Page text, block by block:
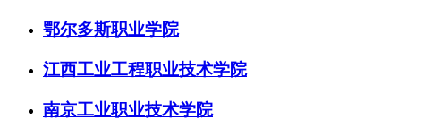
鄂尔多斯职业学院
江西工业工程职业技术学院
南京工业职业技术学院